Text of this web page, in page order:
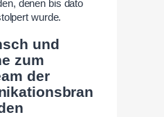
denen bis dato
wurde.
und
zum
der